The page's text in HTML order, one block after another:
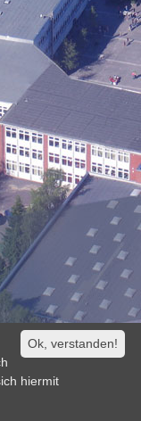
Ok, verstanden!
hiermit